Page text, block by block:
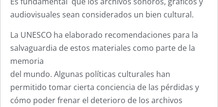
audiovisuales sean considerados un bien cultural.
La UNESCO ha elaborado recomendaciones para la
salvaguardia de estos materiales como parte de la
memoria
del mundo. Algunas políticas culturales han
permitido tomar cierta conciencia de las pérdidas y
cómo poder frenar el deterioro de los archivos